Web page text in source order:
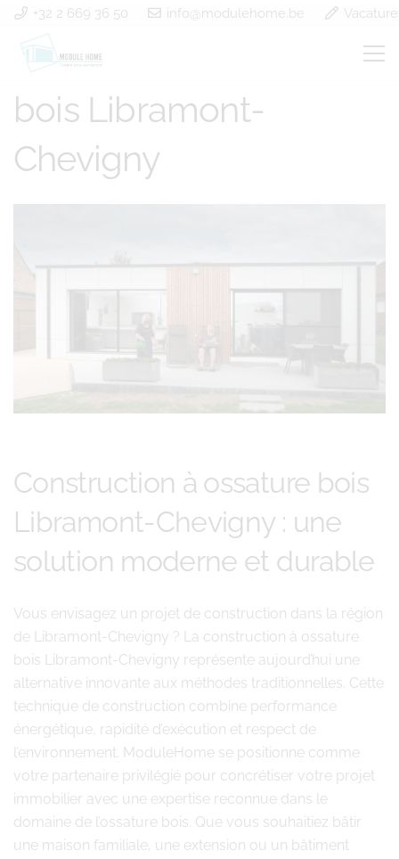
+32 2 669 36 50 info@modulehome.be
Construction à ossature
bois Libramont-
Chevigny
Construction à ossature bois
Libramont-Chevigny : une
solution moderne et durable
Vous envisagez un projet de construction dans la région
de Libramont-Chevigny ? La construction à ossature
bois Libramont-Chevigny représente aujourd’hui une
alternative innovante aux méthodes traditionnelles. Cette
technique de construction combine performance
énergétique, rapidité d’exécution et respect de
l’environnement. ModuleHome se positionne comme
votre partenaire privilégié pour concrétiser votre projet
immobilier avec une expertise reconnue dans le
domaine de l’ossature bois. Que vous souhaitiez bâtir
une maison familiale, une extension ou un bâtiment